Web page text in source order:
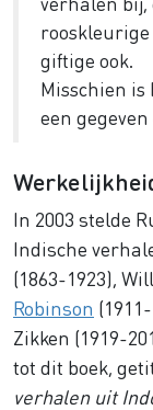
giftige ook.
Misschien is
een
In 2003 stelde
Indische
(1863-1923),
Robinson
Zikken (1919-
tot dit boek,
verhalen uit